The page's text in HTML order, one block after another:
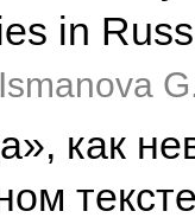
in
Ismanova
как